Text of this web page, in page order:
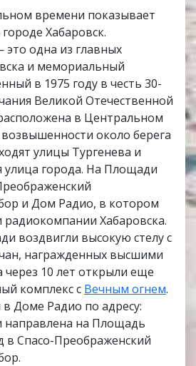
времени показывает
Хабаровск.
одна из главных
и мемориальный
в 1975 году в честь 30-
Великой Отечественной
в Центральном
около берега
улицы Тургенева и
города. На Площади
и Дом Радио, в котором
радиокомпании Хабаровска.
воздвигли высокую стелу с
награжденных высшими
через 10 лет открыли еще
комплекс с Вечным огнем.
Доме Радио по адресу:
направлена на Площадь
в Спасо-Преображенский